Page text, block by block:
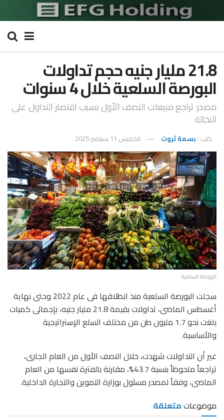
21.8 مليار جنيه حجم تداولات
البورصة السلعية خلال 4 سنوات
مصدر: تراجع مبيعات النصف الأول بسبب اقتصار التداول على
النخالة
كتب : بسمة ثروت الخميس 11 سبتمبر 2025
البورصة السلعية
سجلت البورصة السلعية منذ انطلاقها فى عام 2022 وحتى نهاية
أغسطس الماضى، تداولات بقيمة 21.8 مليار جنيه، بإجمالى كميات
بلغت نحو 1.7 مليون طن من مختلف السلع الإستراتيجية
والأساسية.
غير أن التداولات شهدت، خلال النصف الأول من العام الجارى،
تراجعاً ملحوظاً بنسبة 43.7%، مقارنة بالفترة نفسها من العام
الماضى، وفقاً لمصدر مسئول بوزارة التموين والتجارة الداخلية.
موضوعاتمتعلقة